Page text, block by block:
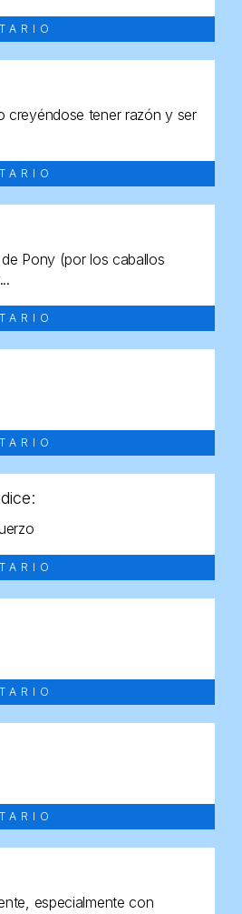
creyéndose tener razón y ser
Pony (por los caballos
dice:
especialmente con